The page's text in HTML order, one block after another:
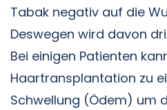
Tabak negativ auf die
Deswegen wird davon
Bei einigen Patienten
Haartransplantation zu
Schwellung (Ödem) um